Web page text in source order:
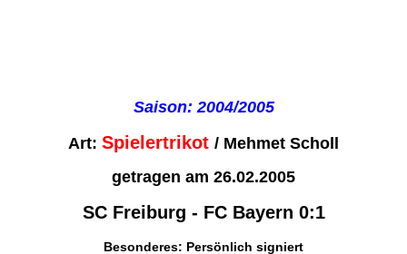
Saison: 2004/2005
Art: Spielertrikot / Mehmet Scholl
getragen am 26.02.2005
SC Freiburg - FC Bayern 0:1
Besonderes: Persönlich signiert